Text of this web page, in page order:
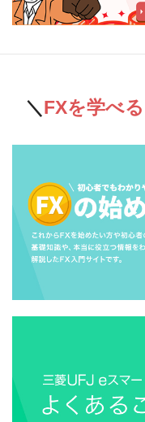
FXを学べる